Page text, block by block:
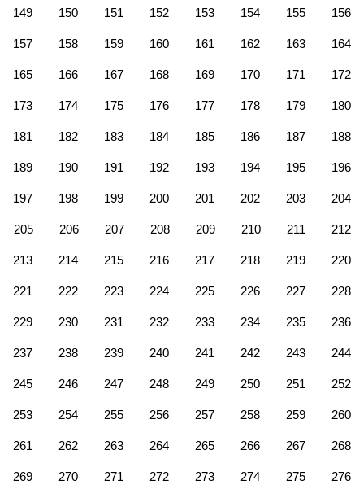
149 150 151 152 153 154 155 156
157 158 159 160 161 162 163 164
165 166 167 168 169 170 171 172
173 174 175 176 177 178 179 180
181 182 183 184 185 186 187 188
189 190 191 192 193 194 195 196
197 198 199 200 201 202 203 204
205 206 207 208 209 210 211 212
213 214 215 216 217 218 219 220
221 222 223 224 225 226 227 228
229 230 231 232 233 234 235 236
237 238 239 240 241 242 243 244
245 246 247 248 249 250 251 252
253 254 255 256 257 258 259 260
261 262 263 264 265 266 267 268
269 270 271 272 273 274 275 276